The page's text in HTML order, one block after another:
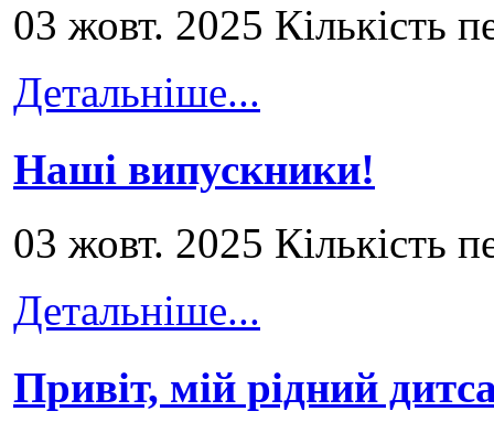
03 жовт. 2025 Кількість
Детальніше...
Наші випускники!
03 жовт. 2025 Кількість
Детальніше...
Привіт, мій рідний